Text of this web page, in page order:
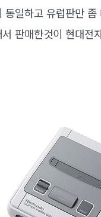
일하고 유럽판만
판매한것이 현대전